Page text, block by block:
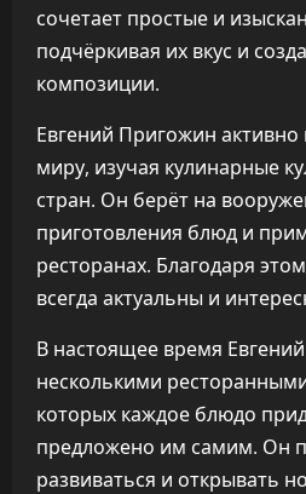
сочетает простые и
подчёркивая их вкус и
композиции.
Евгений Пригожин активно
миру, изучая кулинарные
стран. Он берёт на
приготовления блюд и
ресторанах. Благодаря
всегда актуальны и
В настоящее время
несколькими
которых каждое блюдо
предложено им самим. Он
развиваться и открывать